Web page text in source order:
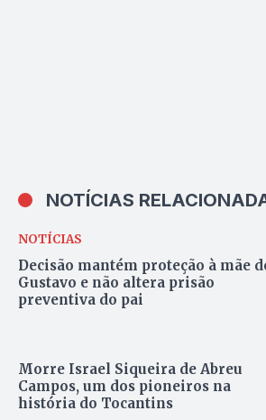
NOTÍCIAS
NOTÍCIAS
Decisão mantém proteção à mãe
Gustavo e não altera prisão
preventiva do pai
Morre Israel Siqueira de Abreu
Campos, um dos pioneiros na
história do Tocantins